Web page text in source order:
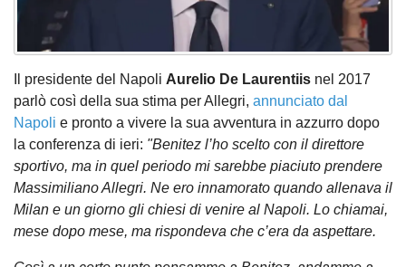
Il presidente del Napoli Aurelio De Laurentiis nel 2017
parlò così della sua stima per Allegri, annunciato dal
Napoli e pronto a vivere la sua avventura in azzurro dopo
la conferenza di ieri: "Benitez l’ho scelto con il direttore
sportivo, ma in quel periodo mi sarebbe piaciuto prendere
Massimiliano Allegri. Ne ero innamorato quando allenava il
Milan e un giorno gli chiesi di venire al Napoli. Lo chiamai,
mese dopo mese, ma rispondeva che c’era da aspettare.